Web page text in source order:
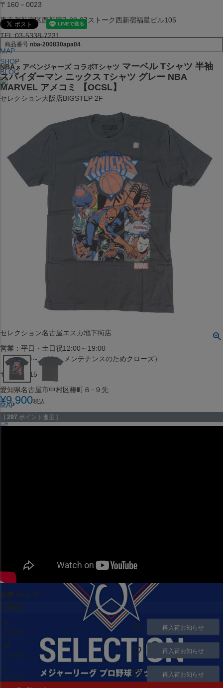
〒160－0023
東京都新宿区西新宿7-22-37ストーク西新宿福星ビル105
TEL:03-5338-7231
MAP
SHOP
BLOG
セレクション大阪店BIGSTEP 2F
営業：平日・土日祝12:00～19:00
大阪府大阪市中央区西心斎橋1丁目6番14号
TEL:06-4708-3300
営業：土・日・祝日のみ 12:00-18:00
セレクション名古屋エスカ地下街店
営業：平日・土日祝12:00～19:00
（※15:00～16:00はメンテナンスのためクローズ）
〒453-0015
愛知県名古屋市中村区椿町６−９先
MAP
SHOP
商品番号 nba-200830apa04
NBA x アベンジャーズ コラボTシャツ マーベル Tシャツ 半袖
スパイダーマン ニックス Tシャツ グレー NBA
MARVEL アメコミ 【OCSL】
¥9,900税込
[ 297 ポイント進呈 ]
在庫 サイズ
在庫品
S
在庫切れ
再入荷お知らせ
M
在庫切れ
再入荷お知らせ
L
在庫切れ
再入荷お知らせ